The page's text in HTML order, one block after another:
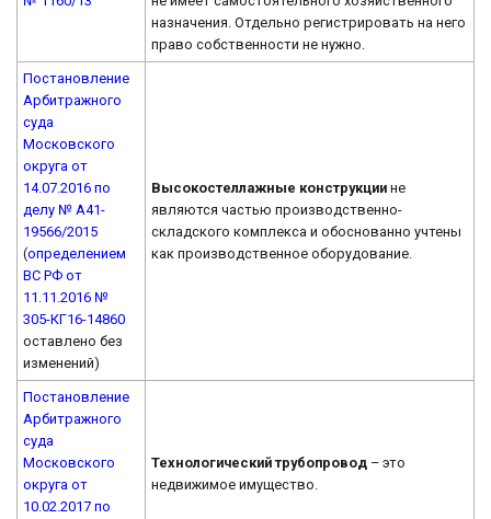
назначения. Отдельно регистрировать на него
право собственности не нужно.
Постановление
Арбитражного
суда
Московского
округа от
14.07.2016 по
делу № А41-
19566/2015
(определением
ВС РФ от
11.11.2016 №
305-КГ16-14860
оставлено без
изменений)
Высокостеллажные конструкции не
являются частью производственно-
складского комплекса и обоснованно учтены
как производственное оборудование.
Постановление
Арбитражного
суда
Московского
округа от
10.02.2017 по
Технологический трубопровод – это
недвижимое имущество.